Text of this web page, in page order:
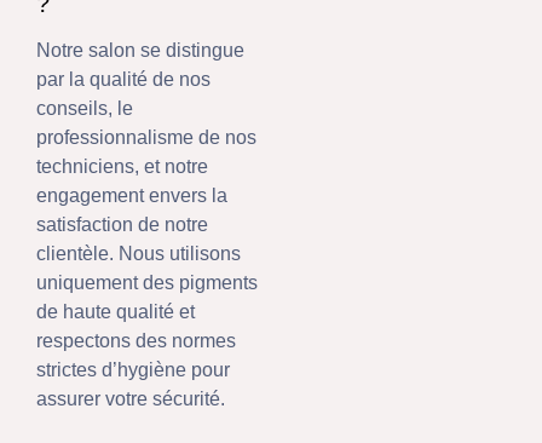
Notre salon se distingue
par la qualité de nos
conseils, le
professionnalisme de nos
techniciens, et notre
engagement envers la
satisfaction de notre
clientèle. Nous utilisons
uniquement des pigments
de haute qualité et
respectons des normes
strictes d’hygiène pour
assurer votre sécurité.